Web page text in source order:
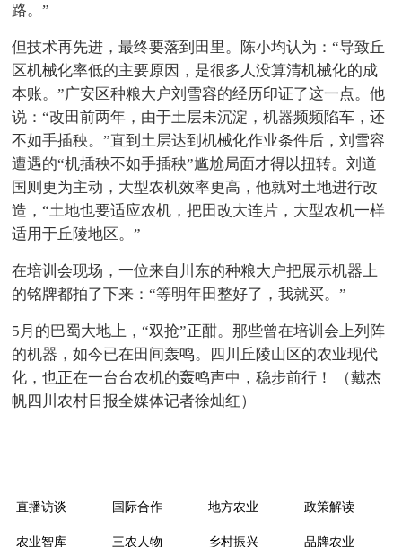
路。”
但技术再先进，最终要落到田里。陈小均认为：“导致丘
区机械化率低的主要原因，是很多人没算清机械化的成
本账。”广安区种粮大户刘雪容的经历印证了这一点。他
说：“改田前两年，由于土层未沉淀，机器频频陷车，还
不如手插秧。”直到土层达到机械化作业条件后，刘雪容
遭遇的“机插秧不如手插秧”尴尬局面才得以扭转。刘道
国则更为主动，大型农机效率更高，他就对土地进行改
造，“土地也要适应农机，把田改大连片，大型农机一样
适用于丘陵地区。”
在培训会现场，一位来自川东的种粮大户把展示机器上
的铭牌都拍了下来：“等明年田整好了，我就买。”
5月的巴蜀大地上，“双抢”正酣。那些曾在培训会上列阵
的机器，如今已在田间轰鸣。四川丘陵山区的农业现代
化，也正在一台台农机的轰鸣声中，稳步前行！ （戴杰
帆四川农村日报全媒体记者徐灿红）
直播访谈 国际合作 地方农业 政策解读
农业智库 三农人物 乡村振兴 品牌农业